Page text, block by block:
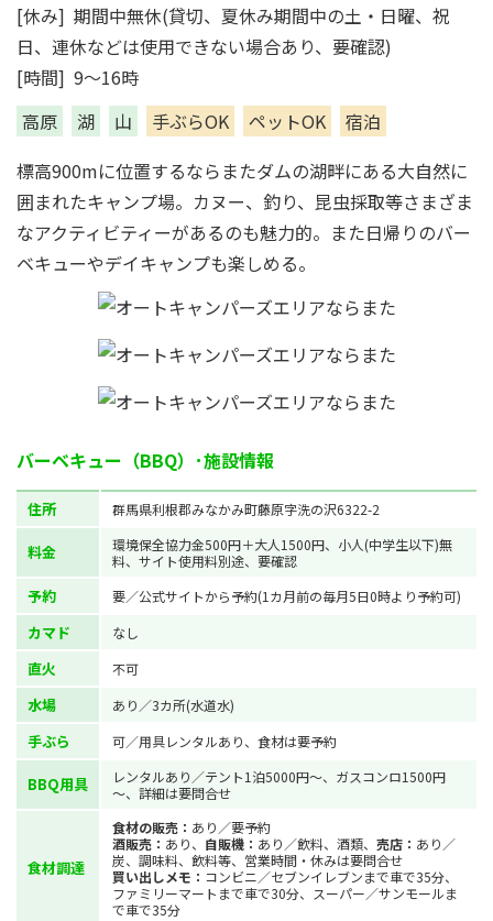
[休み] 期間中無休(貸切、夏休み期間中の土・日曜、祝
日、連休などは使用できない場合あり、要確認)
[時間] 9～16時
高原
湖 山 手ぶらOK ペットOK
宿泊
標高900mに位置するならまたダムの湖畔にある大自然に
囲まれたキャンプ場。カヌー、釣り、昆虫採取等さまざま
なアクティビティーがあるのも魅力的。また日帰りのバー
ベキューやデイキャンプも楽しめる。
バーベキュー（BBQ）･施設情報
住所 群馬県利根郡みなかみ町藤原字洗の沢6322-2
料金
環境保全協力金500円＋大人1500円、小人(中学生以下)無
料、サイト使用料別途、要確認
予約 要／公式サイトから予約(1カ月前の毎月5日0時より予約可)
カマド なし
直火 不可
水場 あり／3カ所(水道水)
手ぶら 可／用具レンタルあり、食材は要予約
BBQ用具
レンタルあり／テント1泊5000円～、ガスコンロ1500円
～、詳細は要問合せ
食材調達
食材の販売： あり／要予約
酒販売： あり、 自販機： あり／飲料、酒類、 売店： あり／
炭、調味料、飲料等、営業時間・休みは要問合せ
買い出しメモ： コンビニ／セブンイレブンまで車で35分、
ファミリーマートまで車で30分、スーパー／サンモールま
で車で35分